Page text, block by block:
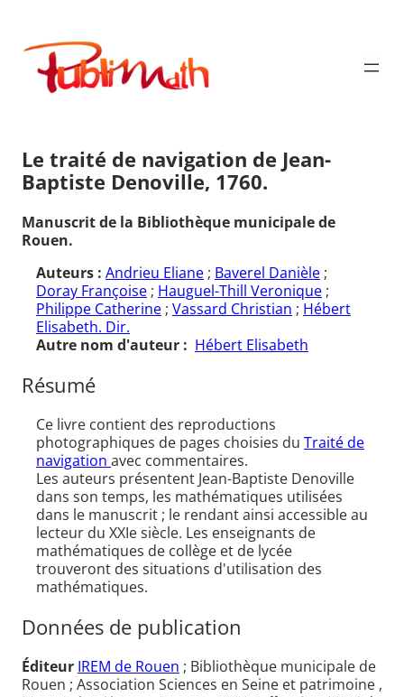
contenu
Publimath
Le traité de navigation de Jean-
Baptiste Denoville, 1760.
Manuscrit de la Bibliothèque municipale de
Rouen.
Auteurs : Andrieu Eliane ; Baverel Danièle ;
Doray Françoise ; Hauguel-Thill Veronique ;
Philippe Catherine ; Vassard Christian ; Hébert
Elisabeth. Dir.
Autre nom d'auteur : Hébert Elisabeth
Résumé
Ce livre contient des reproductions
photographiques de pages choisies du Traité de
navigation avec commentaires.
Les auteurs présentent Jean-Baptiste Denoville
dans son temps, les mathématiques utilisées
dans le manuscrit ; le rendant ainsi accessible au
lecteur du XXIe siècle. Les enseignants de
mathématiques de collège et de lycée
trouveront des situations d'utilisation des
mathématiques.
Données de publication
Éditeur IREM de Rouen ; Bibliothèque municipale de
Rouen ; Association Sciences en Seine et patrimoine ,